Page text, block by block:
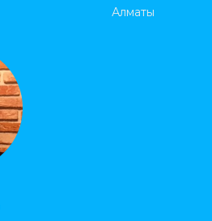
Алматы